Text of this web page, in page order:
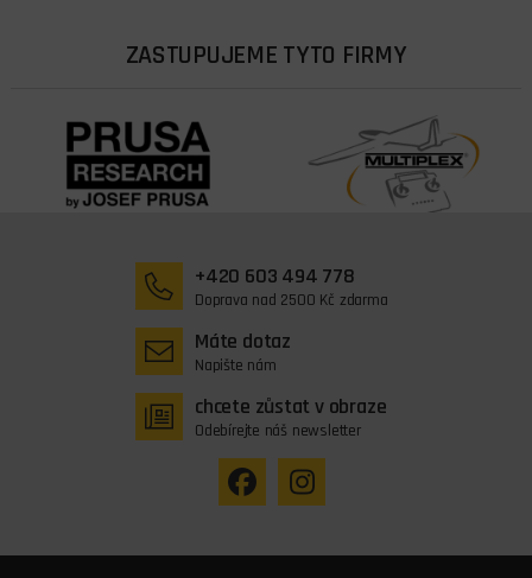
ZASTUPUJEME TYTO FIRMY
+420 603 494 778
Doprava nad 2500 Kč zdarma
Máte dotaz
Napište nám
chcete zůstat v obraze
Odebírejte náš newsletter